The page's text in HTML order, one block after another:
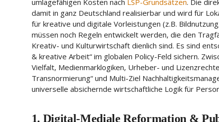
umlagefähigen Kosten nach LSP-Grundsätzen. Die
damit in ganz Deutschland realisierbar und wird für
für kreative und digitale Vorleistungen (z.B.
müssen noch Regeln entwickelt werden, die den
Kreativ- und Kulturwirtschaft dienlich sind. Es sind
& kreative Arbeit“ im globalen Policy-Feld sichern.
Vielfalt, Medienmarklogiken, Urheber- und
Transnormierung“ und Multi-Ziel
universelle absichernde wirtschaftliche Logik für
1. Digital-Mediale Reformation &